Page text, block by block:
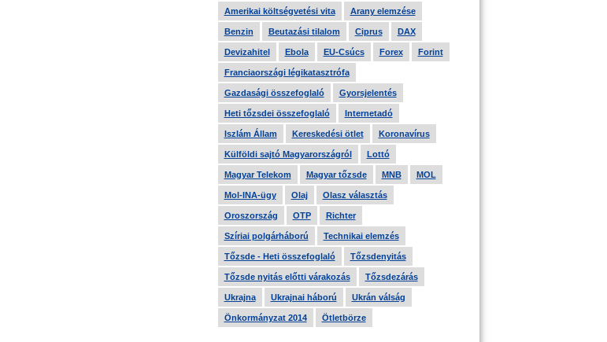
Amerikai költségvetési vita Arany elemzése
Benzin Beutazási tilalom Ciprus DAX
Devizahitel Ebola EU-Csúcs Forex Forint
Franciaországi légikatasztrófa
Gazdasági összefoglaló Gyorsjelentés
Heti tőzsdei összefoglaló Internetadó
Iszlám Állam Kereskedési ötlet Koronavírus
Külföldi sajtó Magyarországról Lottó
Magyar Telekom Magyar tőzsde MNB MOL
Mol-INA-ügy Olaj Olasz választás
Oroszország OTP Richter
Szíriai polgárháború Technikai elemzés
Tőzsde - Heti összefoglaló Tőzsdenyitás
Tőzsde nyitás előtti várakozás Tőzsdezárás
Ukrajna Ukrajnai háború Ukrán válság
Önkormányzat 2014 Ötletbörze